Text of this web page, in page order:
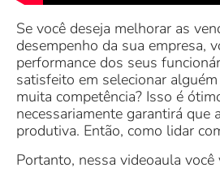
Se você deseja melhorar as
desempenho da sua empresa,
performance dos seus
satisfeito em selecionar
muita competência? Isso é
necessariamente garantirá que
produtiva. Então, como lidar
Portanto, nessa videoaula você